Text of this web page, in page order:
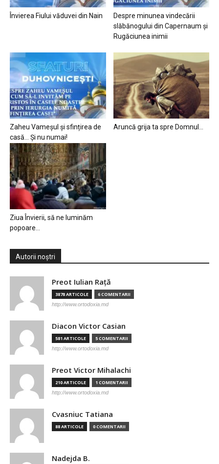
Învierea Fiului văduvei din Nain
Despre minunea vindecării
slăbănogului din Capernaum și
Rugăciunea inimii
Zaheu Vameșul și sfințirea de
casă… Și nu numai!
Aruncă grija ta spre Domnul…
Ziua Învierii, să ne luminăm
popoare…
Autorii noștri
Preot Iulian Raţă
3878 ARTICOLE 6 COMENTARII
http://www.ortodoxia.md
Diacon Victor Casian
581 ARTICOLE 5 COMENTARII
http://www.ortodoxia.md
Preot Victor Mihalachi
210 ARTICOLE 1 COMENTARII
http://www.ortodoxia.md
Cvasniuc Tatiana
88 ARTICOLE 0 COMENTARII
Nadejda B.